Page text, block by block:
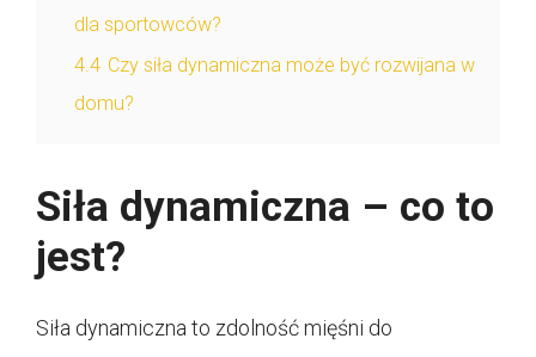
dla sportowców?
4.4 Czy siła dynamiczna może być rozwijana w
domu?
Siła dynamiczna – co to
jest?
Siła dynamiczna to zdolność mięśni do